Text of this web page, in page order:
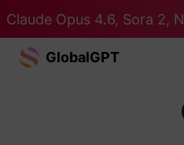
Claude Opus 4.6, Sora 2,
GlobalGPT